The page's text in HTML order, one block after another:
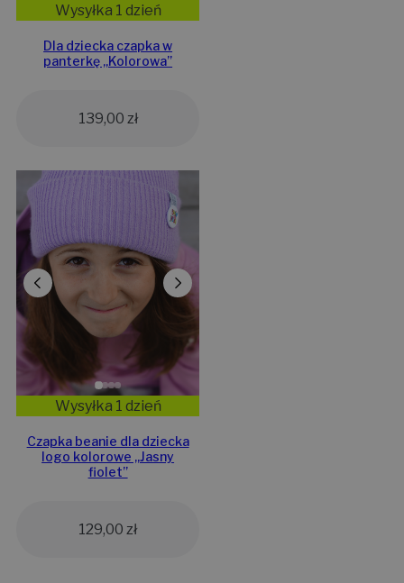
Wysyłka 1 dzień
Dla dziecka czapka w
panterkę „Kolorowa”
139,00 zł
Wysyłka 1 dzień
Czapka beanie dla dziecka
logo kolorowe „Jasny
fiolet”
129,00 zł